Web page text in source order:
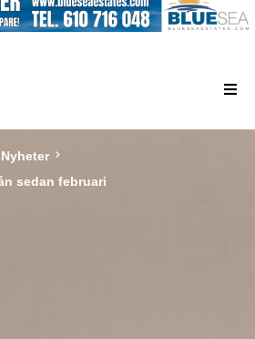
Nyheter
sedan februari